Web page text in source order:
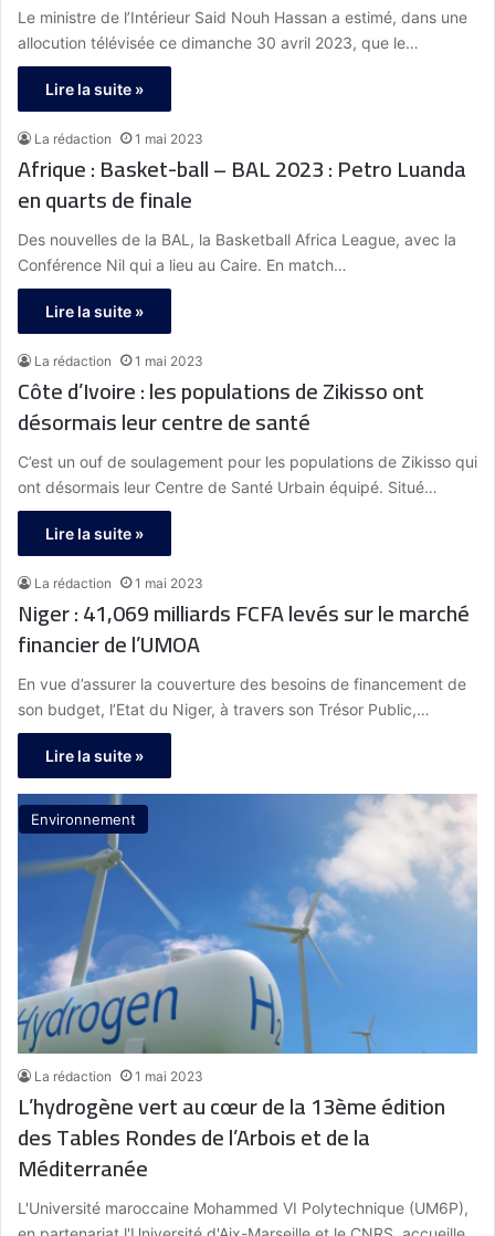
Le ministre de l’Intérieur Said Nouh Hassan a estimé, dans une
allocution télévisée ce dimanche 30 avril 2023, que le…
Lire la suite »
La rédaction 1 mai 2023
Afrique : Basket-ball – BAL 2023 : Petro Luanda
en quarts de finale
Des nouvelles de la BAL, la Basketball Africa League, avec la
Conférence Nil qui a lieu au Caire. En match…
Lire la suite »
La rédaction 1 mai 2023
Côte d’Ivoire : les populations de Zikisso ont
désormais leur centre de santé
C’est un ouf de soulagement pour les populations de Zikisso qui
ont désormais leur Centre de Santé Urbain équipé. Situé…
Lire la suite »
La rédaction 1 mai 2023
Niger : 41,069 milliards FCFA levés sur le marché
financier de l’UMOA
En vue d’assurer la couverture des besoins de financement de
son budget, l’Etat du Niger, à travers son Trésor Public,…
Lire la suite »
Environnement
La rédaction 1 mai 2023
L’hydrogène vert au cœur de la 13ème édition
des Tables Rondes de l’Arbois et de la
Méditerranée
L'Université maroccaine Mohammed VI Polytechnique (UM6P),